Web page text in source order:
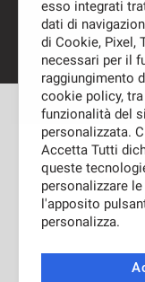
Compila il
nostre novità.
esso integrati
dati di
di Cookie, Pixel,
necessari per il
raggiungimento
cookie policy,
funzionalità del
personalizzata.
Accetta Tutti
queste
personalizzare
l'apposito
personalizza.
Leggi
cookie